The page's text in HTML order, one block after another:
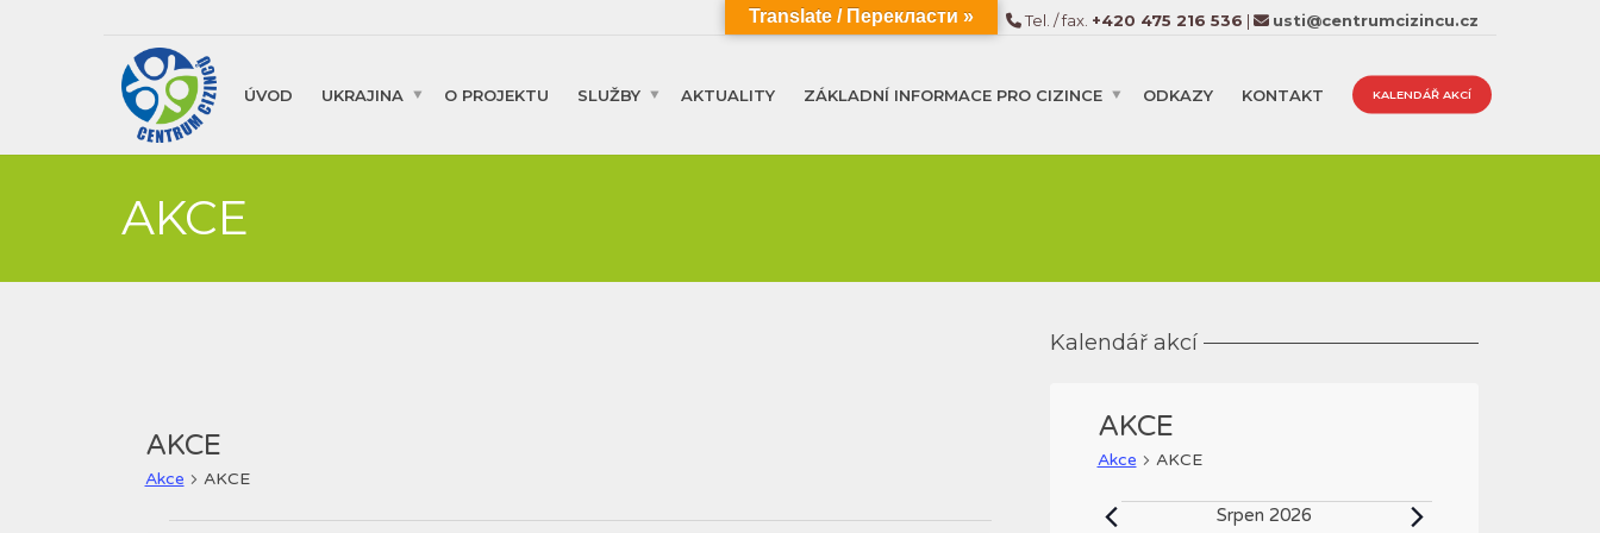
Tel. / fax. +420 475 216 536 | usti@centrumcizincu.cz
ÚVOD UKRAJINA O PROJEKTU SLUŽBY AKTUALITY ZÁKLADNÍ INFORMACE PRO CIZINCE ODKAZY KONTAKT KALENDÁŘ AKCÍ
AKCE
AKCE
Akce AKCE
Kalendář akcí
AKCE
Akce AKCE
Akce Srpen 2026
Translate / Перекласти »